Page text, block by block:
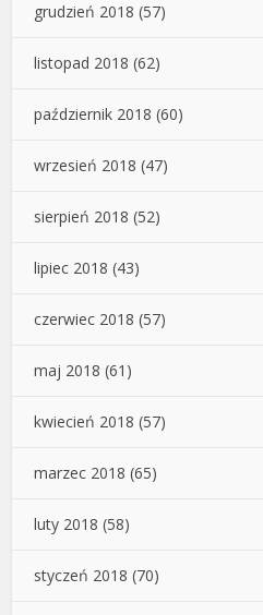
grudzień 2018 (57)
listopad 2018 (62)
październik 2018 (60)
wrzesień 2018 (47)
sierpień 2018 (52)
lipiec 2018 (43)
czerwiec 2018 (57)
maj 2018 (61)
kwiecień 2018 (57)
marzec 2018 (65)
luty 2018 (58)
styczeń 2018 (70)